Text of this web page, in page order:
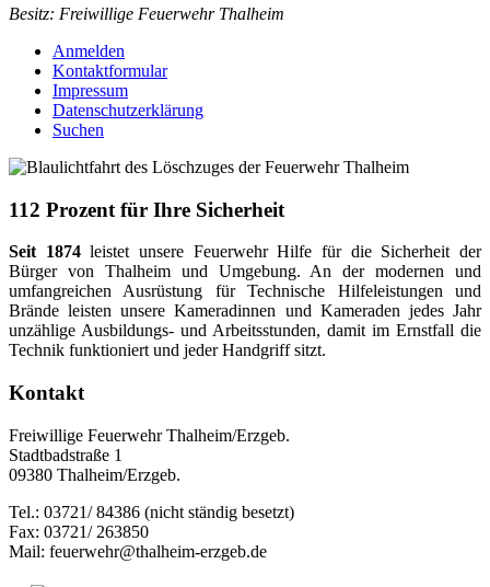
Besitz: Freiwillige Feuerwehr Thalheim
Anmelden
Kontaktformular
Impressum
Datenschutzerklärung
Suchen
112 Prozent für Ihre Sicherheit
Seit 1874leistet unsere Feuerwehr Hilfe für die Sicherheit der
Bürger von Thalheim und Umgebung. An der modernen und
umfangreichen Ausrüstung für Technische Hilfeleistungen und
Brände leisten unsere Kameradinnen und Kameraden jedes Jahr
unzählige Ausbildungs- und Arbeitsstunden, damit im Ernstfall die
Technik funktioniert und jeder Handgriff sitzt.
Kontakt
Freiwillige Feuerwehr Thalheim/Erzgeb.
Stadtbadstraße 1
09380 Thalheim/Erzgeb.
Tel.: 03721/ 84386 (nicht ständig besetzt)
Fax: 03721/ 263850
Mail: feuerwehr@thalheim-erzgeb.de